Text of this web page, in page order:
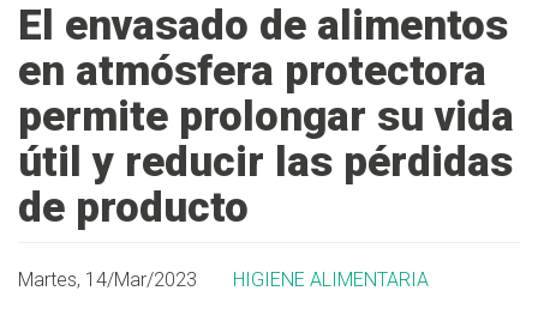
El envasado de alimentos
en atmósfera protectora
permite prolongar su vida
útil y reducir las pérdidas
de producto
Martes, 14/Mar/2023 HIGIENE ALIMENTARIA